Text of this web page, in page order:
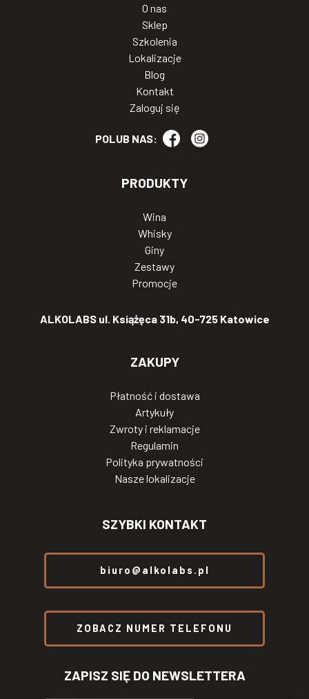
O nas
Sklep
Szkolenia
Lokalizacje
Blog
Kontakt
Zaloguj się
POLUB NAS:
PRODUKTY
Wina
Whisky
Giny
Zestawy
Promocje
ALKOLABS ul. Książęca 31b, 40-725 Katowice
ZAKUPY
Płatność i dostawa
Artykuły
Zwroty i reklamacje
Regulamin
Polityka prywatności
Nasze lokalizacje
SZYBKI KONTAKT
biuro@alkolabs.pl
ZOBACZ NUMER TELEFONU
ZAPISZ SIĘ DO NEWSLETTERA